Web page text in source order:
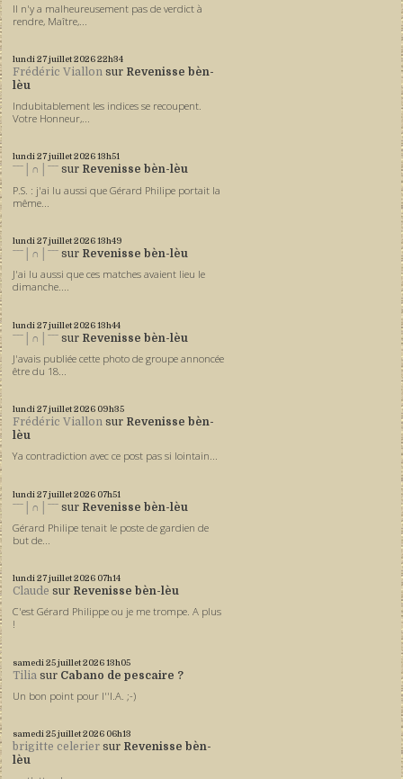
Il n'y a malheureusement pas de verdict à
rendre, Maître,...
lundi 27juillet 202622h34
Frédéric Viallon sur Revenisse bèn-
lèu
Indubitablement les indices se recoupent.
Votre Honneur,...
lundi 27juillet 202613h51
ˉˉˉ│∩│ˉˉˉ sur Revenisse bèn-lèu
P.S. : j'ai lu aussi que Gérard Philipe portait la
même...
lundi 27juillet 202613h49
ˉˉˉ│∩│ˉˉˉ sur Revenisse bèn-lèu
J'ai lu aussi que ces matches avaient lieu le
dimanche....
lundi 27juillet 202613h44
ˉˉˉ│∩│ˉˉˉ sur Revenisse bèn-lèu
J'avais publiée cette photo de groupe annoncée
être du 18...
lundi 27juillet 2026 09h35
Frédéric Viallon sur Revenisse bèn-
lèu
Ya contradiction avec ce post pas si lointain...
lundi 27juillet 2026 07h51
ˉˉˉ│∩│ˉˉˉ sur Revenisse bèn-lèu
Gérard Philipe tenait le poste de gardien de
but de...
lundi 27juillet 2026 07h14
Claude sur Revenisse bèn-lèu
C'est Gérard Philippe ou je me trompe. A plus
!
samedi 25juillet 202613h05
Tilia sur Cabano de pescaire ?
Un bon point pour l''I.A. ;-)
samedi 25juillet 2026 06h13
brigitte celerier sur Revenisse bèn-
lèu